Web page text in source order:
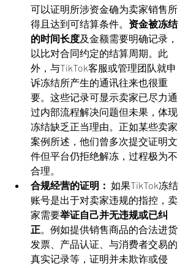
可以证明所涉资金确为卖家销售所
得且达到可结算条件。 资金被冻结
的时间长度及金额需要明确记录，
以比对合同约定的结算周期。此
外，与TikTok客服或管理团队就申
诉冻结所产生的通讯往来也很重
要。这些记录可显示卖家已尽力通
过内部流程解决问题但未果，体现
冻结缺乏正当理由。正如某些卖家
案例所述，他们曾多次提交证明文
件但平台仍拒绝解冻，过程极为不
合理。
合规经营的证明： 如果TikTok冻结
账号是出于对卖家违规的指控，卖
家需要举证自己并无违规或已纠
正。例如提供销售商品的合法进货
发票、产品认证、与消费者交易的
真实记录等，证明并未欺诈或侵